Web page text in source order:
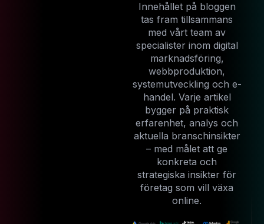
Innehållet på bloggen
tas fram tillsammans
med vårt team av
specialister inom digital
marknadsföring,
webbproduktion,
systemutveckling och e-
handel. Varje artikel
bygger på praktisk
erfarenhet, analys och
aktuella branschinsikter
– med målet att ge
konkreta och
strategiska insikter för
företag som vill växa
online.